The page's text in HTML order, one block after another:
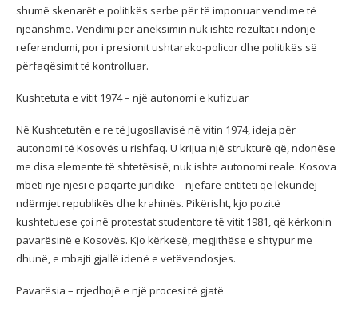
shumë skenarët e politikës serbe për të imponuar vendime të
njëanshme. Vendimi për aneksimin nuk ishte rezultat i ndonjë
referendumi, por i presionit ushtarako-policor dhe politikës së
përfaqësimit të kontrolluar.
Kushtetuta e vitit 1974 – një autonomi e kufizuar
Në Kushtetutën e re të Jugosllavisë në vitin 1974, ideja për
autonomi të Kosovës u rishfaq. U krijua një strukturë që, ndonëse
me disa elemente të shtetësisë, nuk ishte autonomi reale. Kosova
mbeti një njësi e paqartë juridike – njëfarë entiteti që lëkundej
ndërmjet republikës dhe krahinës. Pikërisht, kjo pozitë
kushtetuese çoi në protestat studentore të vitit 1981, që kërkonin
pavarësinë e Kosovës. Kjo kërkesë, megjithëse e shtypur me
dhunë, e mbajti gjallë idenë e vetëvendosjes.
Pavarësia – rrjedhojë e një procesi të gjatë